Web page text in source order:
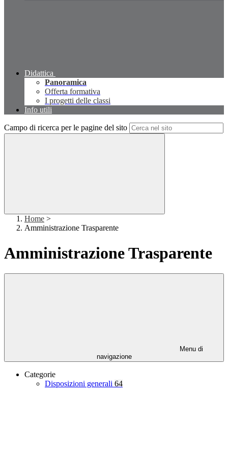
Didattica
Panoramica
Offerta formativa
I progetti delle classi
Info utili
Campo di ricerca per le pagine del sito
Home >
Amministrazione Trasparente
Amministrazione Trasparente
Menu di
navigazione
Categorie
Disposizioni generali 64